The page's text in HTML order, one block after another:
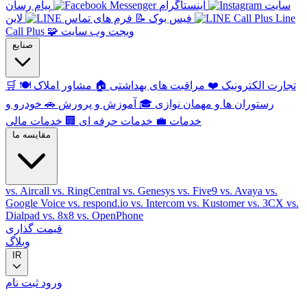
سایت
اینستاگرام
پیام رسان
فیس بوک 📝 فرم های تماس لاین
Line
Call Plus 🧩 ویجت وب سایت
صنایع
🛒 تجارت الکترونیک ❤️ مراقبت های بهداشتی 🏠 مشاور املاک 🍽️
رستوران ها و مهمان نوازی 🎓 آموزش و پرورش 🚗 خودرو و
خدمات 💼 خدمات حرفه ای 🏢 خدمات مالی
مقایسه ما
vs. Aircall vs. RingCentral vs. Genesys vs. Five9 vs. Avaya vs.
Google Voice vs. respond.io vs. Intercom vs. Kustomervs. 3CX vs.
Dialpad vs. 8x8 vs. OpenPhone
قیمت گذاری
وبلاگ
IR
ورود ثبت نام